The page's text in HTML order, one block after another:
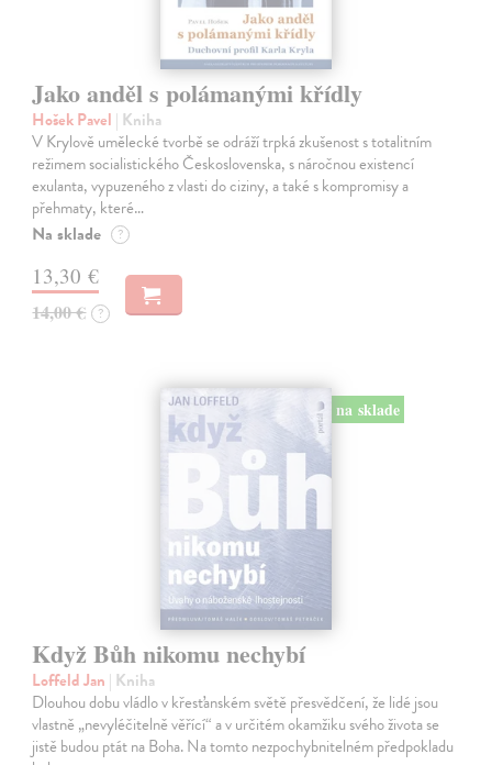
Jako anděl s polámanými křídly
Hošek Pavel | Kniha
V Krylově umělecké tvorbě se odráží trpká zkušenost s totalitním
režimem socialistického Československa, s náročnou existencí
exulanta, vypuzeného z vlasti do ciziny, a také s kompromisy a
přehmaty, které…
Na sklade ?
13,30 €
14,00 € ?
na sklade
Když Bůh nikomu nechybí
Loffeld Jan | Kniha
Dlouhou dobu vládlo v křesťanském světě přesvědčení, že lidé jsou
vlastně „nevyléčitelně věřící“ a v určitém okamžiku svého života se
jistě budou ptát na Boha. Na tomto nezpochybnitelném předpokladu